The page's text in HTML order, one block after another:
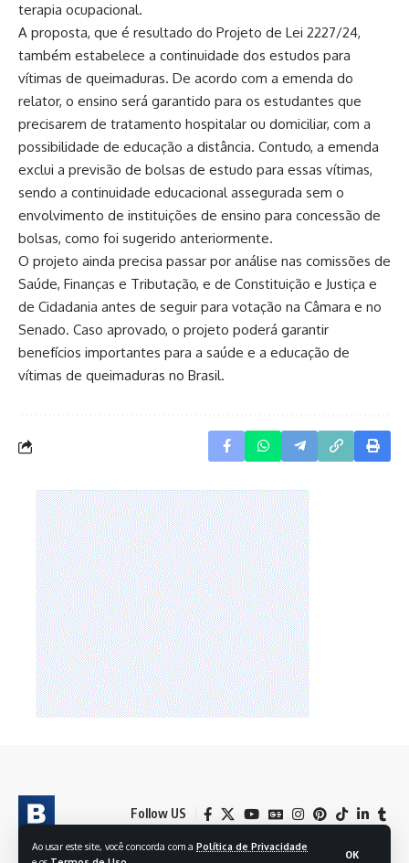
Ao usar este site, você concorda com a Política de Privacidade
OK
terapia ocupacional.
A proposta, que é resultado do Projeto de Lei 2227/24,
também estabelece a continuidade dos estudos para
vítimas de queimaduras. De acordo com a emenda do
relator, o ensino será garantido para os estudantes que
precisarem de tratamento hospitalar ou domiciliar, com a
possibilidade de educação a distância. Contudo, a emenda
exclui a previsão de bolsas de estudo para essas vítimas,
sendo a continuidade educacional assegurada sem o
envolvimento de instituições de ensino para concessão de
bolsas, como foi sugerido anteriormente.
O projeto ainda precisa passar por análise nas comissões de
Saúde, Finanças e Tributação, e de Constituição e Justiça e
de Cidadania antes de seguir para votação na Câmara e no
Senado. Caso aprovado, o projeto poderá garantir
benefícios importantes para a saúde e a educação de
vítimas de queimaduras no Brasil.
Follow US